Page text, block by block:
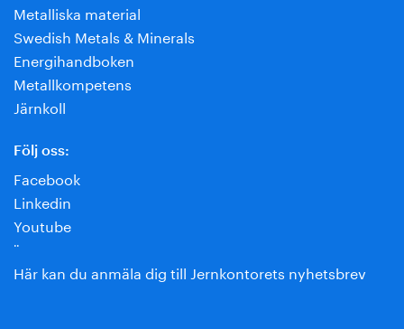
Metalliska material
Swedish Metals & Minerals
Energihandboken
Metallkompetens
Järnkoll
Följ oss:
Facebook
Linkedin
Youtube
¨
Här kan du anmäla dig till Jernkontorets nyhetsbrev